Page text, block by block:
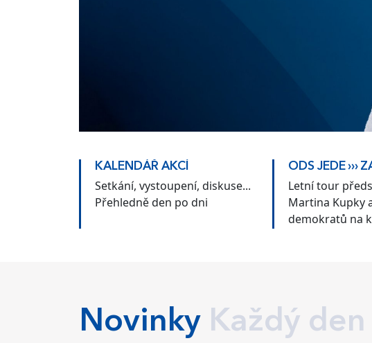
KALENDÁŘ AKCÍ
Setkání, vystoupení, diskuse...
Přehledně den po dni
ODS JEDE ›››
Letní tour
Martina Kupky
demokratů na
Novinky Každý den